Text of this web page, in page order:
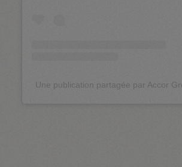
Une publication partagée par Accor